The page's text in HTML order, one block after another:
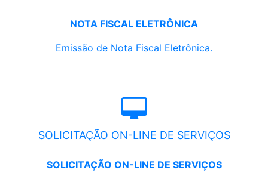
NOTA FISCAL ELETRÔNICA
Emissão de Nota Fiscal Eletrônica.
SOLICITAÇÃO ON-LINE DE SERVIÇOS
SOLICITAÇÃO ON-LINE DE SERVIÇOS